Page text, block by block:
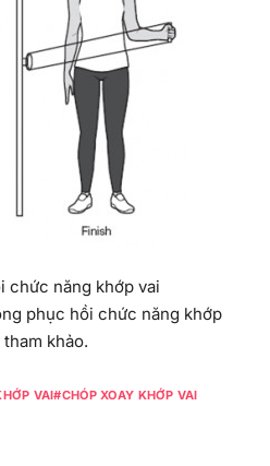
chức năng khớp vai
phục hồi chức năng khớp
khảo.
VAI CHÓP XOAY KHỚP VAI